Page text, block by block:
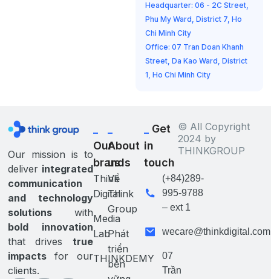
Headquarter: 06 - 2C Street,
Phu My Ward, District 7, Ho
Chi Minh City
Office: 07 Tran Doan Khanh
Street, Da Kao Ward, District
1, Ho Chi Minh City
Our mission is to
deliver integrated
communication
and technology
solutions with
bold innovation
that drives true
impacts for our
clients.
Our
brands
Think
Digital
Media
Lab
THINKDEMY
About
us
Về
Think
Group
Phát
triển
bền
Get
in
touch
(+84)289-
995-9788
– ext 1
07
Trần
© All Copyright
2024 by
THINKGROUP